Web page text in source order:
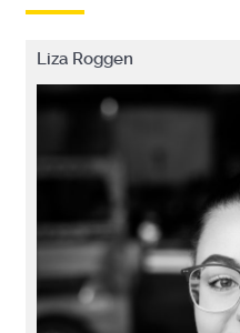
Liza Roggen